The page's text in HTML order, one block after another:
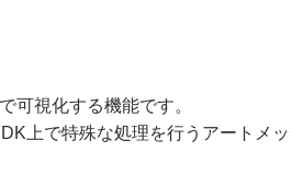
可視化する機能です。
上で特殊な処理を行うアートメ